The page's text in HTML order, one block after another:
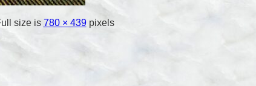
size is 780 × 439pixels